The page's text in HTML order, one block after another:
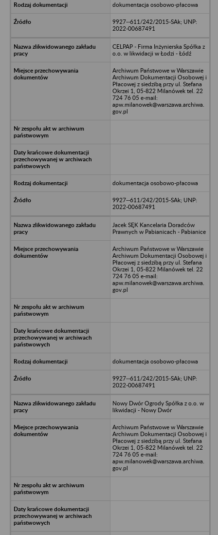
dokumentacja osobowo-płacowa
9927--611/242/2015-SAk; UNP:
2022-00687491
CELPAP - Firma Inżynierska Spółka z
o.o. w likwidacji w Łodzi - Łódź
Archiwum Państwowe w Warszawie
Archiwum Dokumentacji Osobowej i
Płacowej z siedzibą przy ul. Stefana
Okrzei 1, 05-822 Milanówek tel. 22
724 76 05 e-mail:
apw.milanowek@warszawa.archiwa.
gov.pl
dokumentacja osobowo-płacowa
9927--611/242/2015-SAk; UNP:
2022-00687491
Jacek SĘK Kancelaria Doradców
Prawnych w Pabianicach - Pabianice
Archiwum Państwowe w Warszawie
Archiwum Dokumentacji Osobowej i
Płacowej z siedzibą przy ul. Stefana
Okrzei 1, 05-822 Milanówek tel. 22
724 76 05 e-mail:
apw.milanowek@warszawa.archiwa.
gov.pl
dokumentacja osobowo-płacowa
9927--611/242/2015-SAk; UNP:
2022-00687491
Nowy Dwór Ogrody Spółka z o.o. w
likwidacji - Nowy Dwór
Archiwum Państwowe w Warszawie
Archiwum Dokumentacji Osobowej i
Płacowej z siedzibą przy ul. Stefana
Okrzei 1, 05-822 Milanówek tel. 22
724 76 05 e-mail:
apw.milanowek@warszawa.archiwa.
gov.pl